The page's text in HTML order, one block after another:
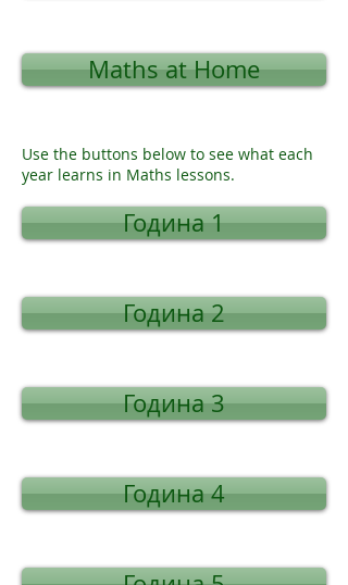
Maths at Home
Use the buttons below to see what each
year learns in Maths lessons.
Година 1
Година 2
Година 3
Година 4